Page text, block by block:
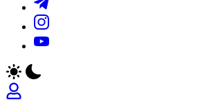
https://www.instagram.com/
https://youtube.com/